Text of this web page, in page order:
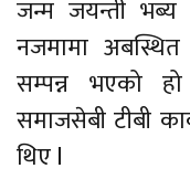
जन्म जयन्ती
नजमामा अबस्थित
सम्पन्न भएको
समाजसेबी टीबी
थिए l